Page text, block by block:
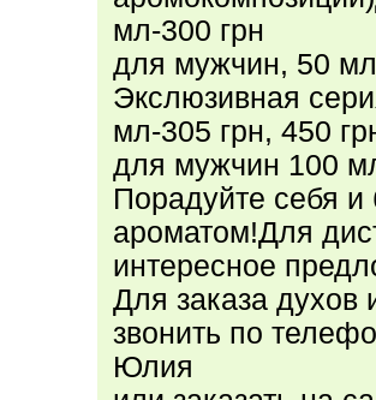
мл-300 грн
для мужчин, 50
Экслюзивная
мл-305 грн, 450
для мужчин 100
Порадуйте себя
ароматом!Для
интересное
Для заказа духов
звонить по
Юлия